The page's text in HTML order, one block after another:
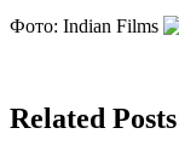
Фото: Indian Films
Related